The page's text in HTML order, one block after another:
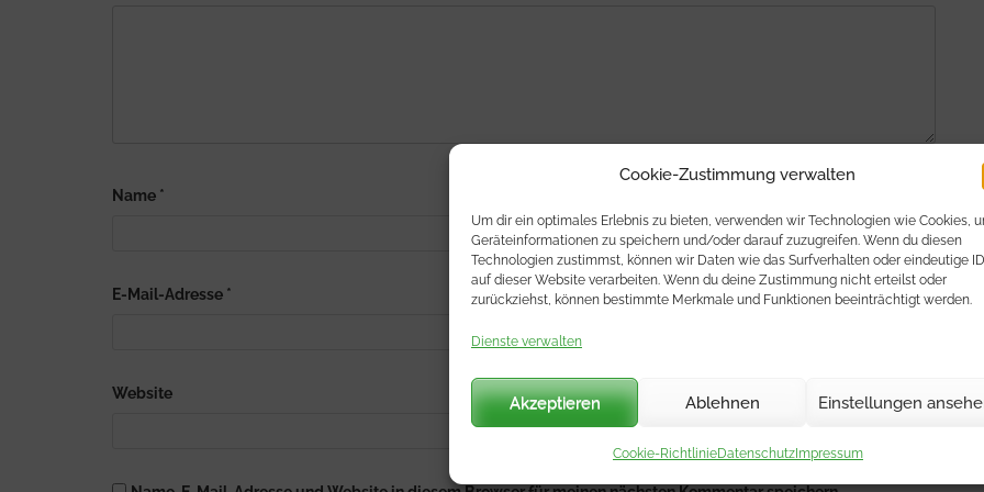
Cookie-Zustimmung verwalten
Um dir ein optimales Erlebnis zu bieten, verwenden wir Technologien wie Cookies,
Geräteinformationen zu speichern und/oder darauf zuzugreifen. Wenn du diesen
Technologien zustimmst, können wir Daten wie das Surfverhalten oder eindeutige
auf dieser Website verarbeiten. Wenn du deine Zustimmung nicht erteilst oder
zurückziehst, können bestimmte Merkmale und Funktionen beeinträchtigt werden.
Dienste verwalten
Akzeptieren Ablehnen Einstellungen
Cookie-RichtlinieDatenschutzImpressum
Name *
E-Mail-Adresse *
Website